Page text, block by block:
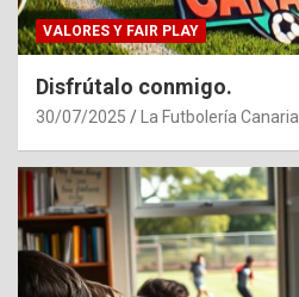
VALORES Y FAIR PLAY
Disfrútalo conmigo.
30/07/2025 La Futbolería Canaria